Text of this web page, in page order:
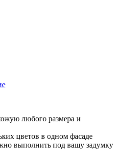
любого размера и
цветов в одном фасаде
выполнить под вашу задумку